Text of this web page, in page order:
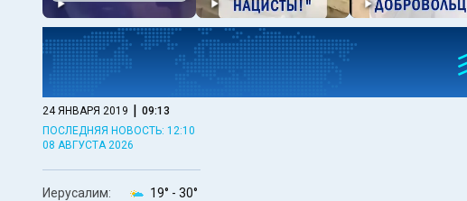
24 ЯНВАРЯ 2019 | 09:13
ПОСЛЕДНЯЯ НОВОСТЬ: 12:10
08 АВГУСТА 2026
Иерусалим: 19° - 30°